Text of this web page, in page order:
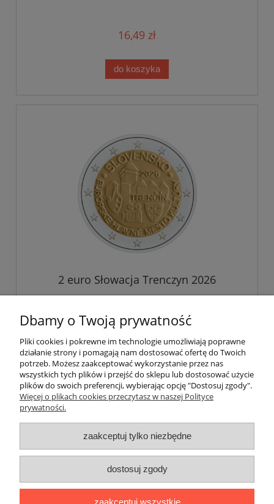
16,49 zł
do koszyka
2 euro Słowacja Trenczyn 2026
14,99 zł
do koszyka
Darmowa dostawa
Darmowa dostawa (Kurier Pocztex 2.0) już od 350,00 zł.
pokaż pełną wersję strony
Dbamy o Twoją prywatność
Pliki cookies i pokrewne im technologie umożliwiają poprawne
działanie strony i pomagają nam dostosować ofertę do Twoich
potrzeb. Możesz zaakceptować wykorzystanie przez nas
wszystkich tych plików i przejść do sklepu lub dostosować użycie
plików do swoich preferencji, wybierając opcję "Dostosuj zgody".
Więcej o plikach cookies przeczytasz w naszej Polityce
prywatności.
zaakceptuj tylko niezbędne
dostosuj zgody
zaakceptuj wszystkie